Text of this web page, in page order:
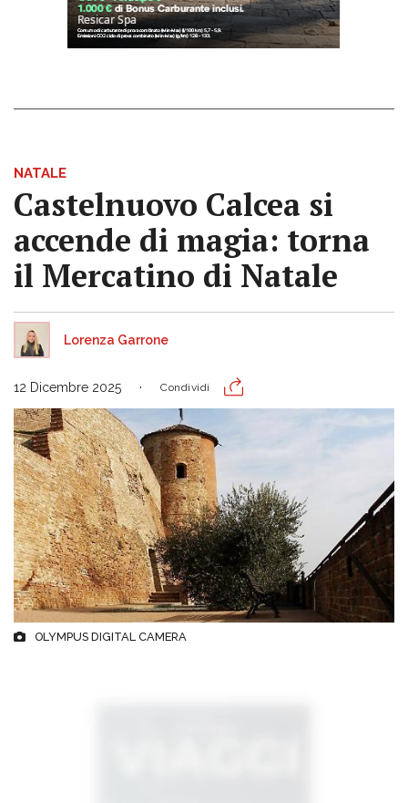
NATALE
Castelnuovo Calcea si
accende di magia: torna
il Mercatino di Natale
Lorenza Garrone
12 Dicembre 2025 Condividi
OLYMPUS DIGITAL CAMERA